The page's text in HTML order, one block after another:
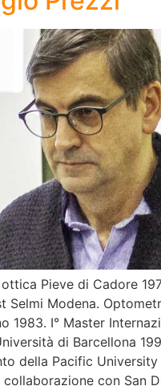
Pieve di Cadore
Selmi Modena.
1983. I° Master
di Barcellona
della Pacific
con San